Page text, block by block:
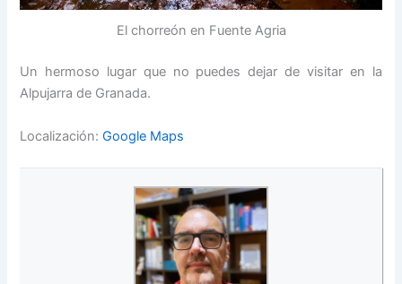
El chorreón en Fuente Agria
Un hermoso lugar que no puedes dejar de visitar en la
Alpujarra de Granada.
Localización:Google Maps